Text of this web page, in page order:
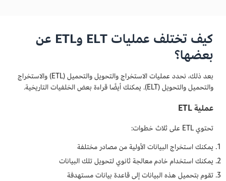
كيف تختلف عمليات ELT وETL عن
بعضها؟
بعد ذلك، نحدد عمليات الاستخراج والتحويل والتحميل (ETL) والاستخراج
والتحميل والتحويل (ELT). يمكنك أيضًا قراءة بعض الخلفيات التاريخية.
عملية ETL
تحتوي ETL على ثلاث خطوات:
يمكنك استخراج البيانات الأولية من مصادر مختلفة
يمكنك استخدام خادم معالجة ثانوي لتحويل تلك البيانات
تقوم بتحميل هذه البيانات إلى قاعدة بيانات مستهدفة